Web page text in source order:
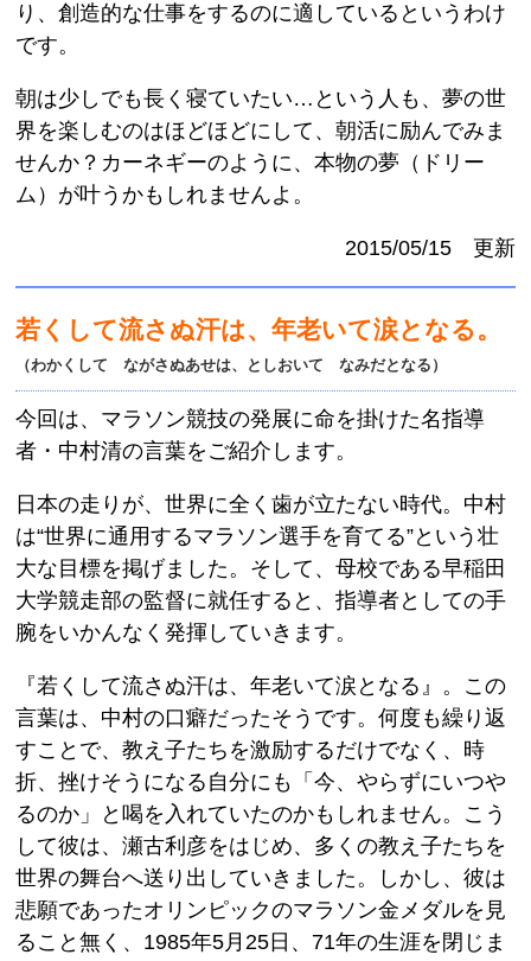
り、創造的な仕事をするのに適しているというわけ
です。
朝は少しでも長く寝ていたい…という人も、夢の世
界を楽しむのはほどほどにして、朝活に励んでみま
せんか？カーネギーのように、本物の夢（ドリー
ム）が叶うかもしれませんよ。
2015/05/15 更新
若くして流さぬ汗は、年老いて涙となる。
（わかくして ながさぬあせは、としおいて なみだとなる）
今回は、マラソン競技の発展に命を掛けた名指導
者・中村清の言葉をご紹介します。
日本の走りが、世界に全く歯が立たない時代。中村
は“世界に通用するマラソン選手を育てる”という壮
大な目標を掲げました。そして、母校である早稲田
大学競走部の監督に就任すると、指導者としての手
腕をいかんなく発揮していきます。
『若くして流さぬ汗は、年老いて涙となる』。この
言葉は、中村の口癖だったそうです。何度も繰り返
すことで、教え子たちを激励するだけでなく、時
折、挫けそうになる自分にも「今、やらずにいつや
るのか」と喝を入れていたのかもしれません。こう
して彼は、瀬古利彦をはじめ、多くの教え子たちを
世界の舞台へ送り出していきました。しかし、彼は
悲願であったオリンピックのマラソン金メダルを見
ること無く、1985年5月25日、71年の生涯を閉じま